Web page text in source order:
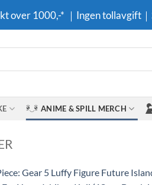
over 1000,-* ｜Ingen tollavgift
ANIME & SPILL MERCH